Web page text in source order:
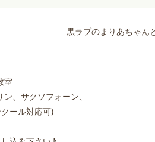
黒ラブのまりあちゃん
室
、サクソフォーン、
ール対応可)